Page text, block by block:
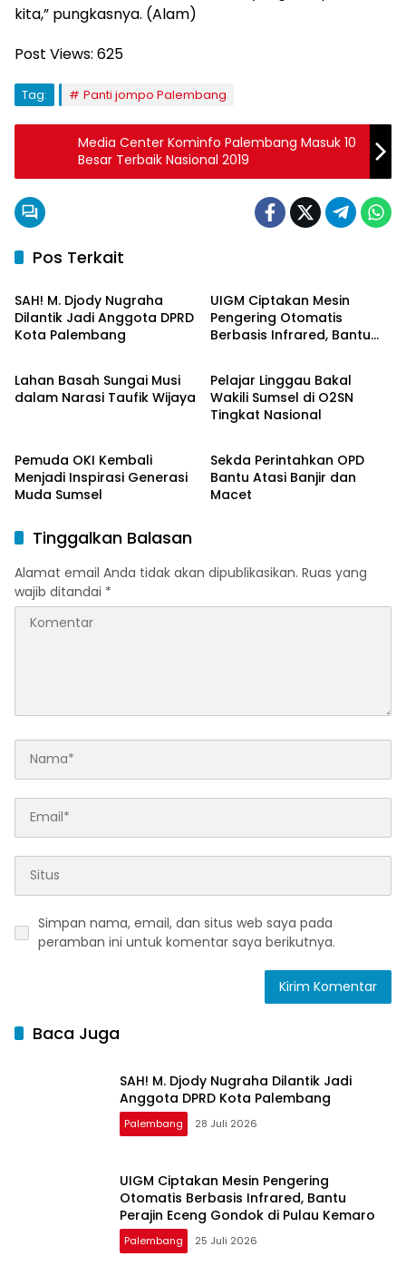
kita,” pungkasnya. (Alam)
Post Views: 625
Tag: Panti jompo Palembang
Media Center Kominfo Palembang Masuk 10
Besar Terbaik Nasional 2019
Pos Terkait
Palembang
SAH! M. Djody Nugraha
Dilantik Jadi Anggota DPRD
Kota Palembang
UIGM Ciptakan Mesin
Pengering Otomatis
Berbasis Infrared, Bantu
Palembang
Lahan Basah Sungai Musi
dalam Narasi Taufik Wijaya
Berita Daerah
Pelajar Linggau Bakal
Wakili Sumsel di O2SN
Tingkat Nasional
Pemuda OKI Kembali
Menjadi Inspirasi Generasi
Muda Sumsel
Palembang
Sekda Perintahkan OPD
Bantu Atasi Banjir dan
Macet
Tinggalkan Balasan
Alamat email Anda tidak akan dipublikasikan. Ruas yang
wajib ditandai *
Simpan nama, email, dan situs web saya pada
peramban ini untuk komentar saya berikutnya.
Baca Juga
SAH! M. Djody Nugraha Dilantik Jadi
Anggota DPRD Kota Palembang
Palembang 28 Juli 2026
UIGM Ciptakan Mesin Pengering
Otomatis Berbasis Infrared, Bantu
Perajin Eceng Gondok di Pulau Kemaro
Palembang 25 Juli 2026